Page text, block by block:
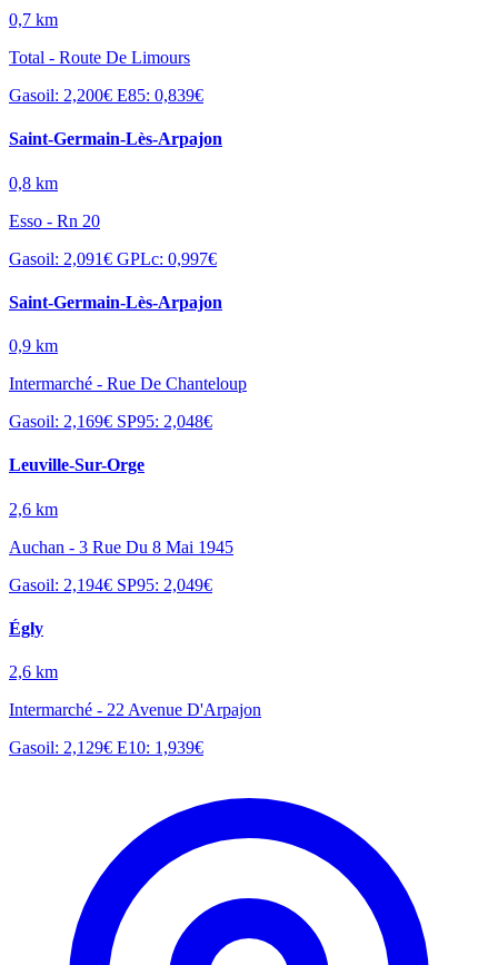
0,7 km
Total - Route De Limours
Gasoil: 2,200€ E85: 0,839€
Saint-Germain-Lès-Arpajon
0,8 km
Esso - Rn 20
Gasoil: 2,091€ GPLc: 0,997€
Saint-Germain-Lès-Arpajon
0,9 km
Intermarché - Rue De Chanteloup
Gasoil: 2,169€ SP95: 2,048€
Leuville-Sur-Orge
2,6 km
Auchan - 3 Rue Du 8 Mai 1945
Gasoil: 2,194€ SP95: 2,049€
Égly
2,6 km
Intermarché - 22 Avenue D'Arpajon
Gasoil: 2,129€ E10: 1,939€